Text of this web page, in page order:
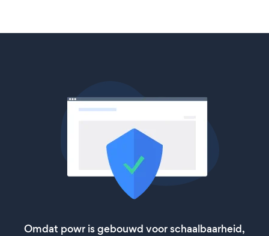
Omdat powr is gebouwd voor schaalbaarheid,